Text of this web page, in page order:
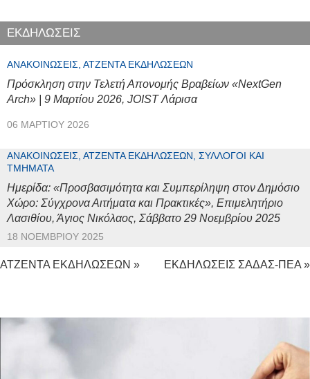
ΕΚΔΗΛΩΣΕΙΣ
ΑΝΑΚΟΙΝΏΣΕΙΣ, ΑΤΖΈΝΤΑ ΕΚΔΗΛΏΣΕΩΝ
Πρόσκληση στην Τελετή Απονομής Βραβείων «NextGen
Arch» | 9 Μαρτίου 2026, JOIST Λάρισα
06 ΜΑΡΤΊΟΥ 2026
ΑΝΑΚΟΙΝΏΣΕΙΣ, ΑΤΖΈΝΤΑ ΕΚΔΗΛΏΣΕΩΝ, ΣΎΛΛΟΓΟΙ ΚΑΙ
ΤΜΉΜΑΤΑ
Ημερίδα: «Προσβασιμότητα και Συμπερίληψη στον Δημόσιο
Χώρο: Σύγχρονα Αιτήματα και Πρακτικές», Επιμελητήριο
Λασιθίου, Άγιος Νικόλαος, Σάββατο 29 Νοεμβρίου 2025
18 ΝΟΕΜΒΡΊΟΥ 2025
ΑΤΖΕΝΤΑ ΕΚΔΗΛΩΣΕΩΝ » ΕΚΔΗΛΩΣΕΙΣ ΣΑΔΑΣ-ΠΕΑ »